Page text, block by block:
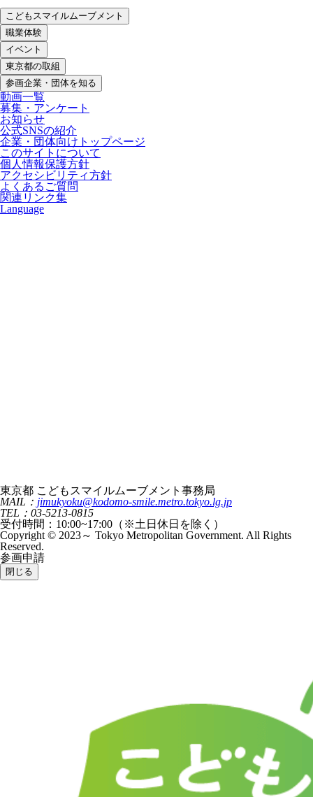
こどもスマイルムーブメント
職業体験
イベント
東京都の取組
参画企業・団体を知る
動画一覧
募集・アンケート
お知らせ
公式SNSの紹介
企業・団体向けトップページ
このサイトについて
個人情報保護方針
アクセシビリティ方針
よくあるご質問
関連リンク集
Language
東京都 こどもスマイルムーブメント事務局
MAIL： jimukyoku@kodomo-smile.metro.tokyo.lg.jp
TEL：03-5213-0815
受付時間：10:00~17:00（※土日休日を除く）
Copyright © 2023～ Tokyo Metropolitan Government. All Rights
Reserved.
参画申請
閉じる